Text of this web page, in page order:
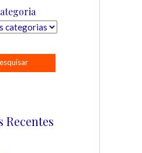
Recentes